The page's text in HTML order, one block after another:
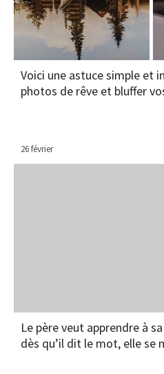
Voici une astuce simple et
photos de rêve et bluffer
26 février
Le père veut apprendre à
dès qu’il dit le mot, elle se